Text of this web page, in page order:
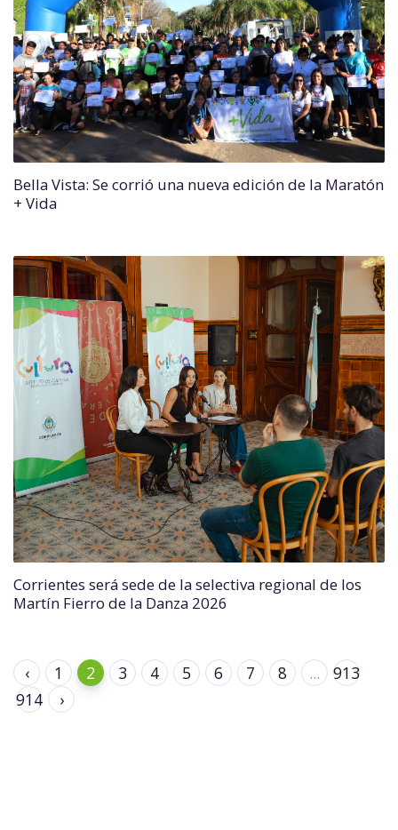
Bella Vista: Se corrió una nueva edición de la Maratón
+ Vida
Corrientes será sede de la selectiva regional de los
Martín Fierro de la Danza 2026
‹ 1 2 3 4 5 6 7 8 ...
913
914
›